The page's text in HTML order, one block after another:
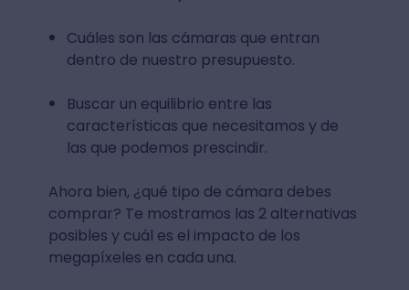
Cuáles son las cámaras que entran
dentro de nuestro presupuesto.
Buscar un equilibrio entre las
características que necesitamos y de
las que podemos prescindir.
Ahora bien, ¿qué tipo de cámara debes
comprar? Te mostramos las 2 alternativas
posibles y cuál es el impacto de los
megapíxeles en cada una.